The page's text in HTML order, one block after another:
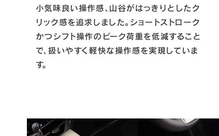
小気味良い操作感、山谷がはっきりとしたク
リック感を追求しました。ショートストローク
かつシフト操作のピーク荷重を低減すること
で、扱いやすく軽快な操作感を実現していま
す。